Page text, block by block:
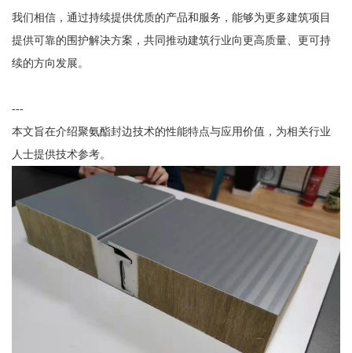
我们相信，通过持续提供优质的产品和服务，能够为更多建筑项目
提供可靠的围护解决方案，共同推动建筑行业向更高质量、更可持
续的方向发展。
---
本文旨在介绍聚氨酯封边技术的性能特点与应用价值，为相关行业
人士提供技术参考。